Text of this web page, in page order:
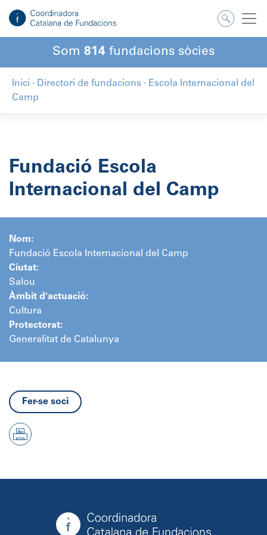
contingut
Som 814 fundacions sòcies
Inici · Directori de fundacions · Escola Internacional del
Camp
Fundació Escola
Internacional del Camp
Nom:
Fundació Escola Internacional del Camp
Ciutat:
Salou
Àmbit d'actuació:
Cultura
Protectorat:
Generalitat de Catalunya
Fer-se soci